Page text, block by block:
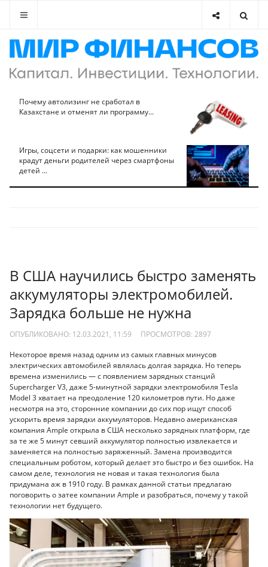
Почему автолизинг не сработал в
Казахстане и отменят ли программу...
Игры, соцсети и подарки: как мошенники
крадут деньги родителей через смартфоны
детей ...
В США научились быстро заменять
аккумуляторы электромобилей.
Зарядка больше не нужна
ОПУБЛИКОВАНО: 12.03.2021, 11:59 ПРОСМОТРОВ: 2897
Некоторое время назад одним из самых главных минусов
электрических автомобилей являлась долгая зарядка. Но теперь
времена изменились — с появлением зарядных станций
Supercharger V3, даже 5-минутной зарядки электромобиля Tesla
Model 3 хватает на преодоление 120 километров пути. Но даже
несмотря на это, сторонние компании до сих пор ищут способ
ускорить время зарядки аккумуляторов. Недавно американская
компания Ample открыла в США несколько зарядных платформ, где
за те же 5 минут севший аккумулятор полностью извлекается и
заменяется на полностью заряженный. Замена производится
специальным роботом, который делает это быстро и без ошибок. На
самом деле, технология не новая и такая технология была
придумана аж в 1910 году. В рамках данной статьи предлагаю
поговорить о затее компании Ample и разобраться, почему у такой
технологии нет будущего.